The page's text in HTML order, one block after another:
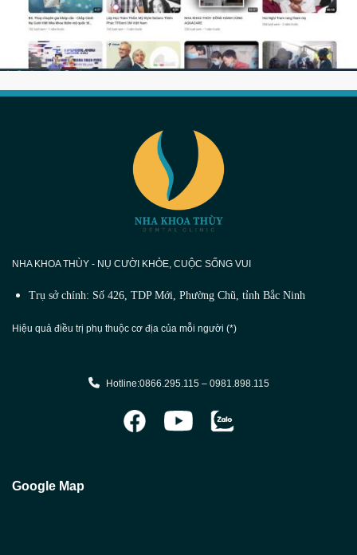
NHA KHOA THÙY - NỤ CƯỜI KHỎE, CUỘC SỐNG VUI
Trụ sở chính: Số 426, TDP Mới, Phường Chũ, tỉnh Bắc Ninh
Hiệu quả điều trị phụ thuộc cơ địa của mỗi người (*)
Hotline:0866.295.115 – 0981.898.115
Google Map